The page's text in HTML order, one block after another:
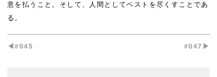
意を払うこと。そして、人間としてベストを尽くすことであ
る。
◀︎#045 #047▶︎